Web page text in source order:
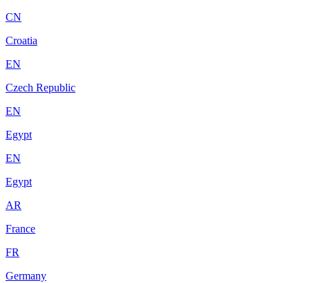
CN
Croatia
EN
Czech Republic
EN
Egypt
EN
Egypt
AR
France
FR
Germany